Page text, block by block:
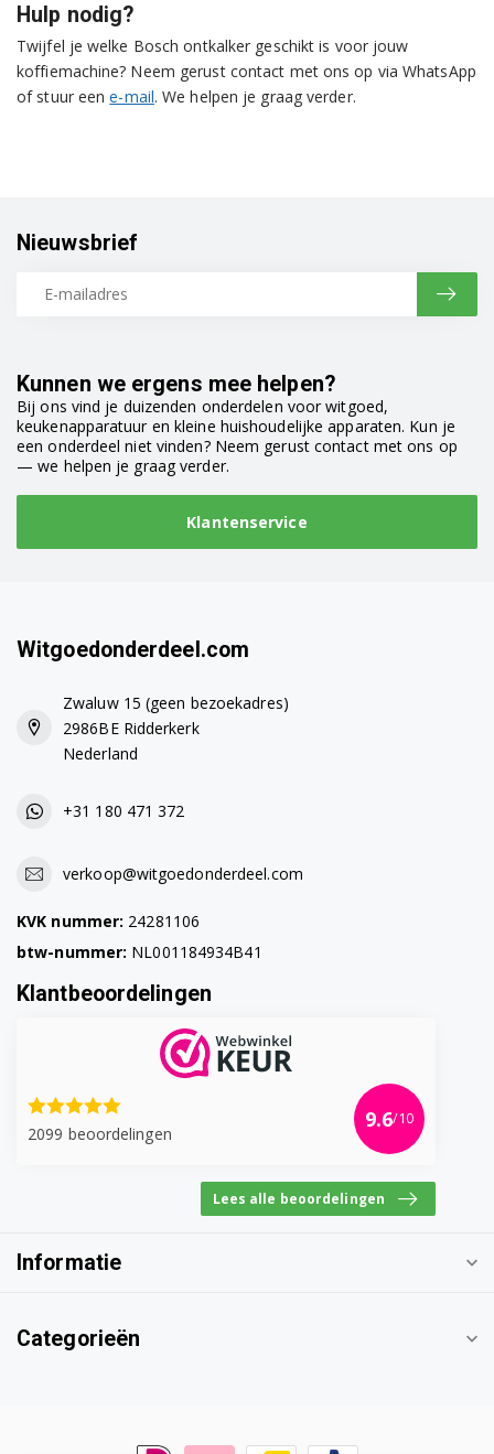
Hulp nodig?
Twijfel je welke Bosch ontkalker geschikt is voor jouw
koffiemachine? Neem gerust contact met ons op via WhatsApp
of stuur eene-mail. We helpen je graag verder.
Kunnen we ergens mee helpen?
Bij ons vind je duizenden onderdelen voor witgoed,
keukenapparatuur en kleine huishoudelijke apparaten. Kun je
een onderdeel niet vinden? Neem gerust contact met ons op
— we helpen je graag verder.
Klantenservice
Nieuwsbrief
Witgoedonderdeel.com
Zwaluw 15 (geen bezoekadres)
2986BE Ridderkerk
Nederland
+31 180 471 372
verkoop@witgoedonderdeel.com
KVK nummer: 24281106
btw-nummer: NL001184934B41
Klantbeoordelingen
2099 beoordelingen
9.6/10
Lees alle beoordelingen
Informatie
Categorieën